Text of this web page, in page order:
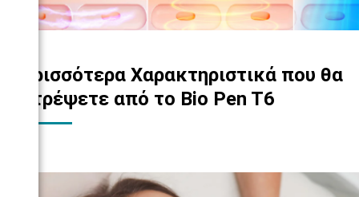
Περισσότερα Χαρακτηριστικά που θα
Λατρέψετε από το Bio Pen T6